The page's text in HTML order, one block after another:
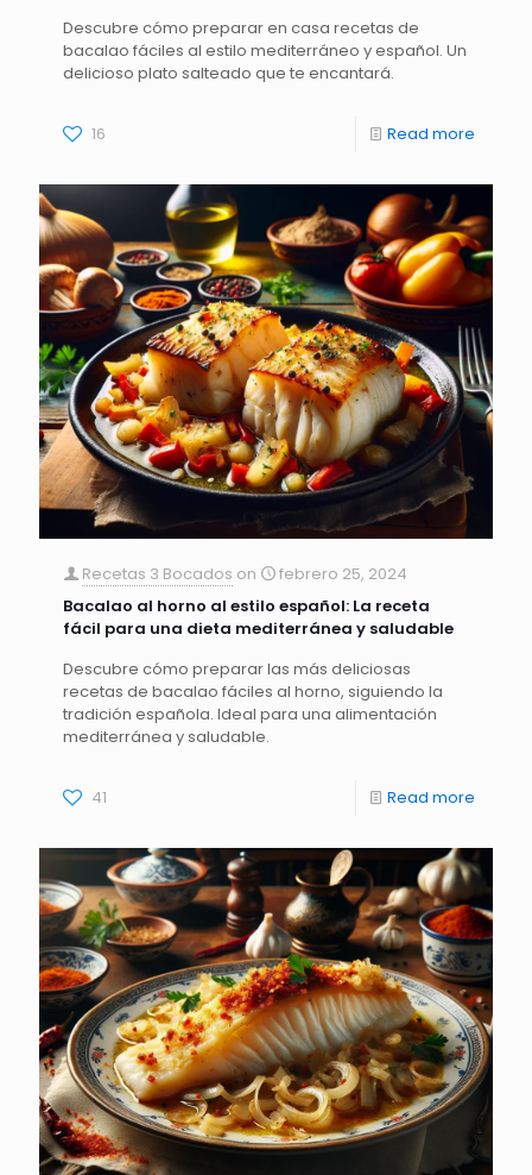
Descubre cómo preparar en casa recetas de
bacalao fáciles al estilo mediterráneo y español. Un
delicioso plato salteado que te encantará.
16 Read more
Recetas 3 Bocados on
febrero 25, 2024
Bacalao al horno al estilo español: La receta
fácil para una dieta mediterránea y saludable
Descubre cómo preparar las más deliciosas
recetas de bacalao fáciles al horno, siguiendo la
tradición española. Ideal para una alimentación
mediterránea y saludable.
41 Read more